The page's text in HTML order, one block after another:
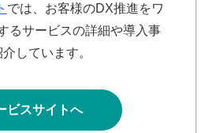
では、お客様のDX推進をワ
るサービスの詳細や導入事
しています。
ビスサイトへ